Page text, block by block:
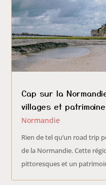
Cap sur la
villages et patrimoine
Normandie
Rien de tel qu’un road trip
de la Normandie. Cette
pittoresques et un